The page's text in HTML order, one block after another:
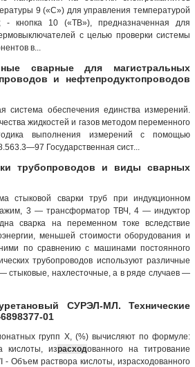
9 («С») для управления температурой
- кнопка 10 («ТВ»), предназначенная для
с целью проверки системы
в...
сварные для магистральных
и нефтепродуктопроводов
система обеспечения единства измерений.
жидкостей и газов методом переменного
выполнения измерений с помощью
Государственная сист...
трубопроводов и виды сварных
стыковой сварки труб при индукционном
3 — трансформатор ТВЧ, 4 — индуктор
сварка на переменном токе вследствие
меньшей стоимости оборудования и
по сравнению с машинами постоянного
трубопроводов используют различные
стыковые, нахлесточные, а в ряде случаев —
СУРЭЛ-МЛ. Технические
01
групп X, (%) вычисляют по формуле:
кислоты, израсходованного на титрование
- Объем раствора кислоты, израсходованного